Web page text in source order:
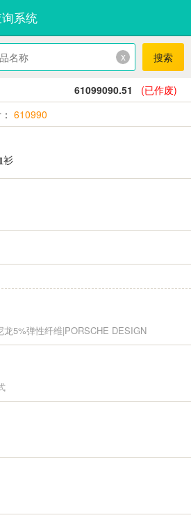
系统
x 搜索
61099090.51
(已作废)
610990
衫
龙5%弹性纤维|PORSCHE DESIGN